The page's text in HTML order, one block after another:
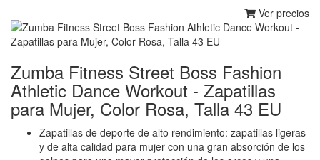
Ver precios
Zumba Fitness Street Boss Fashion
Athletic Dance Workout - Zapatillas
para Mujer, Color Rosa, Talla 43 EU
Zapatillas de deporte de alto rendimiento: zapatillas ligeras
y de alta calidad para mujer con una gran absorción de los